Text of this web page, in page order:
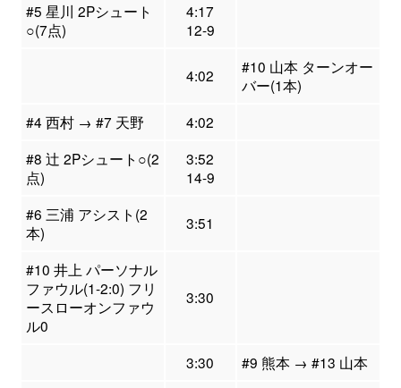
#5 星川 2Pシュート
○(7点)
4:17
12-9
4:02
#10 山本 ターンオー
バー(1本)
#4 西村 → #7 天野
4:02
#8 辻 2Pシュート○(2
点)
3:52
14-9
#6 三浦 アシスト(2
本)
3:51
#10 井上 パーソナル
ファウル(1-2:0) フリ
ースローオンファウ
ル0
3:30
3:30 #9 熊本 → #13 山本